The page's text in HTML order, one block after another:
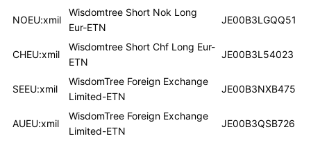
NOEU:xmil
Wisdomtree Short Nok Long
Eur-ETN
JE00B3LGQQ51
CHEU:xmil
Wisdomtree Short Chf Long Eur-
ETN
JE00B3L54023
SEEU:xmil
WisdomTree Foreign Exchange
Limited-ETN
JE00B3NXB475
AUEU:xmil
WisdomTree Foreign Exchange
Limited-ETN
JE00B3QSB726